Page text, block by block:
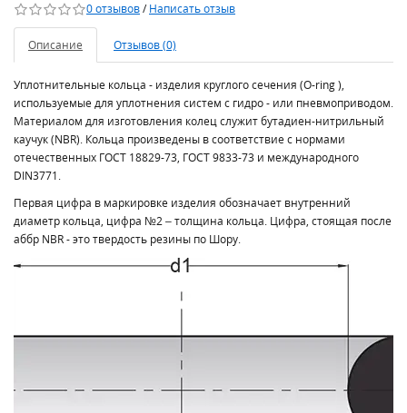
0 отзывов/Написать отзыв
Описание Отзывов (0)
Уплотнительные кольца - изделия круглого сечения (O-ring ),
используемые для уплотнения систем с гидро - или пневмоприводом.
Материалом для изготовления колец служит бутадиен-нитрильный
каучук (NBR). Кольца произведены в соответствие с нормами
отечественных ГОСТ 18829-73, ГОСТ 9833-73 и международного
DIN3771.
Первая цифра в маркировке изделия обозначает внутренний
диаметр кольца, цифра №2 – толщина кольца. Цифра, стоящая после
аббр NBR - это твердость резины по Шору.